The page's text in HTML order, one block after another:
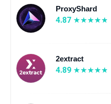
ProxyShard
4.87
2extract
4.89